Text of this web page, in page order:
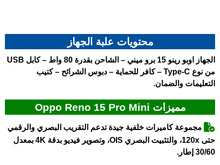
محتويات علبة الجهاز
الجهاز اوبو رينو 15 برو ميني
– الشاحن بقدرة 80 واط – كابل USB
من نوع Type-C – كافر للحماية – دبوس الشرائح – كتيب
التعليمات والضمان.
مميزات Oppo Reno 15 Pro Mini
مجموعة كاميرات خلفية جيدة تدعم التقريب البصري والرقمي
حتى 120x، والتثبيت البصري OIS، وتصوير فيديو بدقة 4K بمعدل
30/60 إطار.